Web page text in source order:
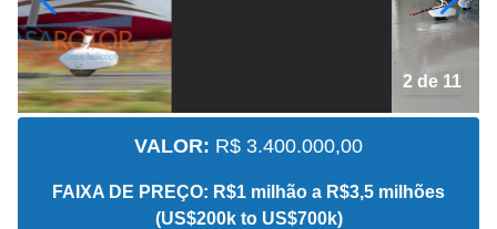
2 de 11
VALOR: R$ 3.400.000,00
FAIXA DE PREÇO: R$1 milhão a R$3,5 milhões
(US$200k to US$700k)